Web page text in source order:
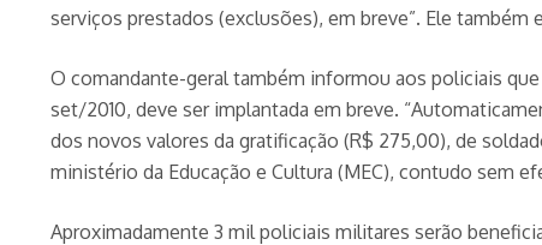
serviços prestados (exclusões), em breve”. Ele
O comandante-geral também informou aos policiais
set/2010, deve ser implantada em breve.
dos novos valores da gratificação (R$ 275,00), de
ministério da Educação e Cultura (MEC), contudo sem
Aproximadamente 3 mil policiais militares serão